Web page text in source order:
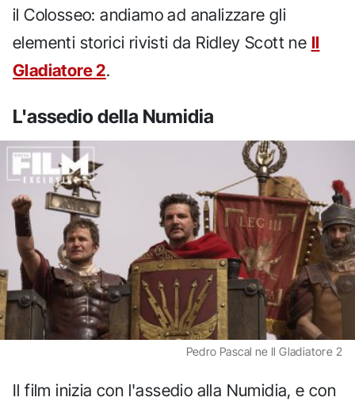
il Colosseo: andiamo ad analizzare gli
elementi storici rivisti da Ridley Scott ne Il
Gladiatore 2.
L'assedio della Numidia
Pedro Pascal ne Il Gladiatore 2
Il film inizia con l'assedio alla Numidia, e con